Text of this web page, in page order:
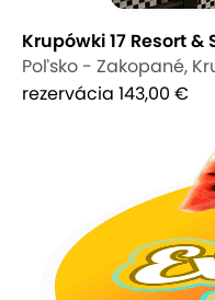
Krupówki 17 Resort &
Poľsko - Zakopané,
rezervácia 143,00 €